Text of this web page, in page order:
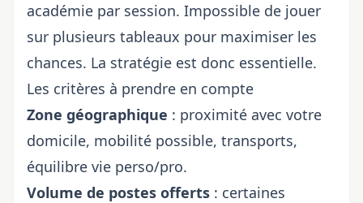
académie par session. Impossible de jouer
sur plusieurs tableaux pour maximiser les
chances. La stratégie est donc essentielle.
Les critères à prendre en compte
Zone géographique : proximité avec votre
domicile, mobilité possible, transports,
équilibre vie perso/pro.
Volume de postes offerts : certaines